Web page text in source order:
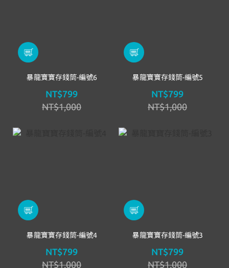
暴龍寶寶存錢筒-編號6
NT$799
NT$1,000
暴龍寶寶存錢筒-編號5
NT$799
NT$1,000
暴龍寶寶存錢筒-編號4
NT$799
NT$1,000
暴龍寶寶存錢筒-編號3
NT$799
NT$1,000